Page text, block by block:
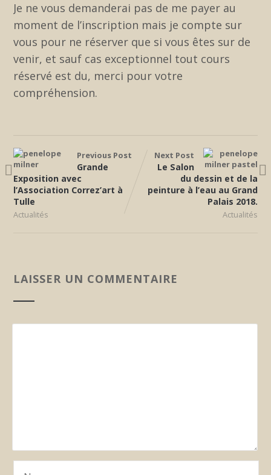
Je ne vous demanderai pas de me payer au
moment de l’inscription mais je compte sur
vous pour ne réserver que si vous êtes sur de
venir, et sauf cas exceptionnel tout cours
réservé est du, merci pour votre
compréhension.
Previous Post
Grande
Exposition avec
l’Association Correz’art à
Tulle
Actualités
Next Post
Le Salon
du dessin et de la
peinture à l’eau au Grand
Palais 2018.
Actualités
LAISSER UN COMMENTAIRE